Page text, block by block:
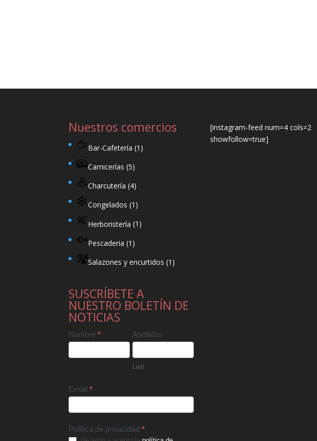
Nuestros comercios
Bar-Cafetería (1)
Carnicerías (5)
Charcutería (4)
Congelados (1)
Herboristería (1)
Pescaderia (1)
Salazones y encurtidos (1)
SUSCRÍBETE A
NUESTRO BOLETÍN DE
NOTICIAS
Contact
Us
Nombre* Apellidos
Last
Email*
Política de privacidad*
[instagram-feed num=4 cols=2
showfollow=true]